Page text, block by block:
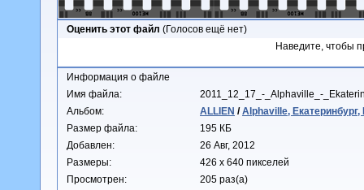
Оценить этот файл (Голосов ещё нет)
Наведите, чтобы
Информация о файле
Имя файла:
2011_12_17_-_Alphaville_-
Альбом:
ALLIEN /Alphaville,
Размер файла:
195 КБ
Добавлен:
26 Авг, 2012
Размеры:
426 x 640 пикселей
Просмотрен:
205 раз(а)